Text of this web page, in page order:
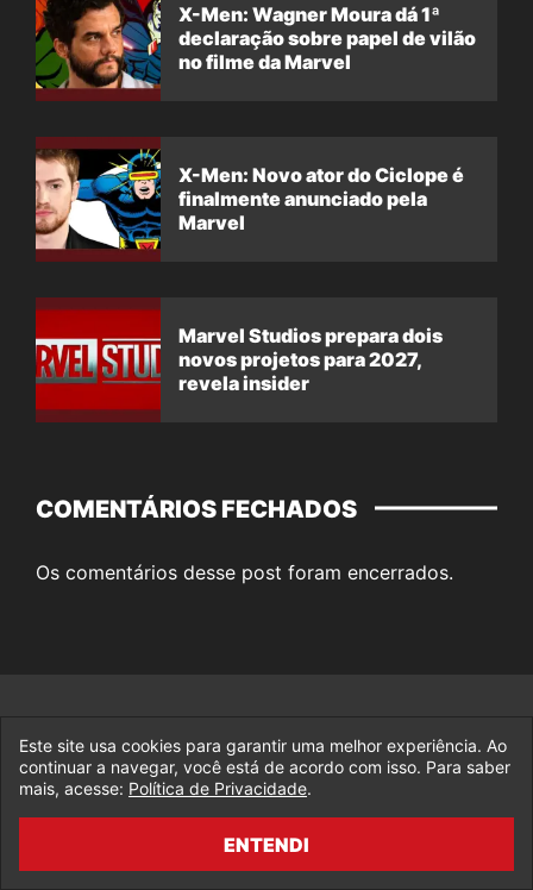
X-Men: Wagner Moura dá 1ª
declaração sobre papel de vilão
no filme da Marvel
X-Men: Novo ator do Ciclope é
finalmente anunciado pela
Marvel
Marvel Studios prepara dois
novos projetos para 2027,
revela insider
COMENTÁRIOS FECHADOS
Os comentários desse post foram encerrados.
Todas as novidades do Universo Marvel você
encontra aqui no Legado da Marvel, o maior portal
sobre Marvel do Brasil!
Este site usa cookies para garantir uma melhor experiência. Ao
continuar a navegar, você está de acordo com isso. Para saber
mais, acesse: Política de Privacidade.
ENTENDI